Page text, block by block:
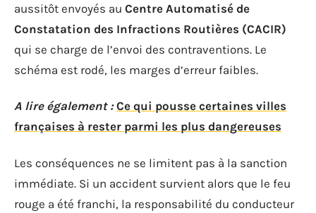
aussitôt envoyés au Centre Automatisé de
Constatation des Infractions Routières (CACIR)
qui se charge de l’envoi des contraventions. Le
schéma est rodé, les marges d’erreur faibles.
A lire également : Ce qui pousse certaines villes
françaises à rester parmi les plus dangereuses
Les conséquences ne se limitent pas à la sanction
immédiate. Si un accident survient alors que le feu
rouge a été franchi, la responsabilité du conducteur